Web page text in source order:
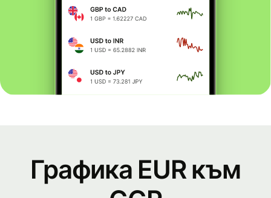
Графика EUR към